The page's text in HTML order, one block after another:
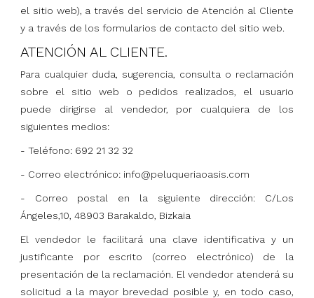
el sitio web), a través del servicio de Atención al Cliente
y a través de los formularios de contacto del sitio web.
ATENCIÓN AL CLIENTE.
Para cualquier duda, sugerencia, consulta o reclamación
sobre el sitio web o pedidos realizados, el usuario
puede dirigirse al vendedor, por cualquiera de los
siguientes medios:
- Teléfono: 692 21 32 32
- Correo electrónico: info@peluqueriaoasis.com
- Correo postal en la siguiente dirección: C/Los
Ángeles,10, 48903 Barakaldo, Bizkaia
El vendedor le facilitará una clave identificativa y un
justificante por escrito (correo electrónico) de la
presentación de la reclamación. El vendedor atenderá su
solicitud a la mayor brevedad posible y, en todo caso,